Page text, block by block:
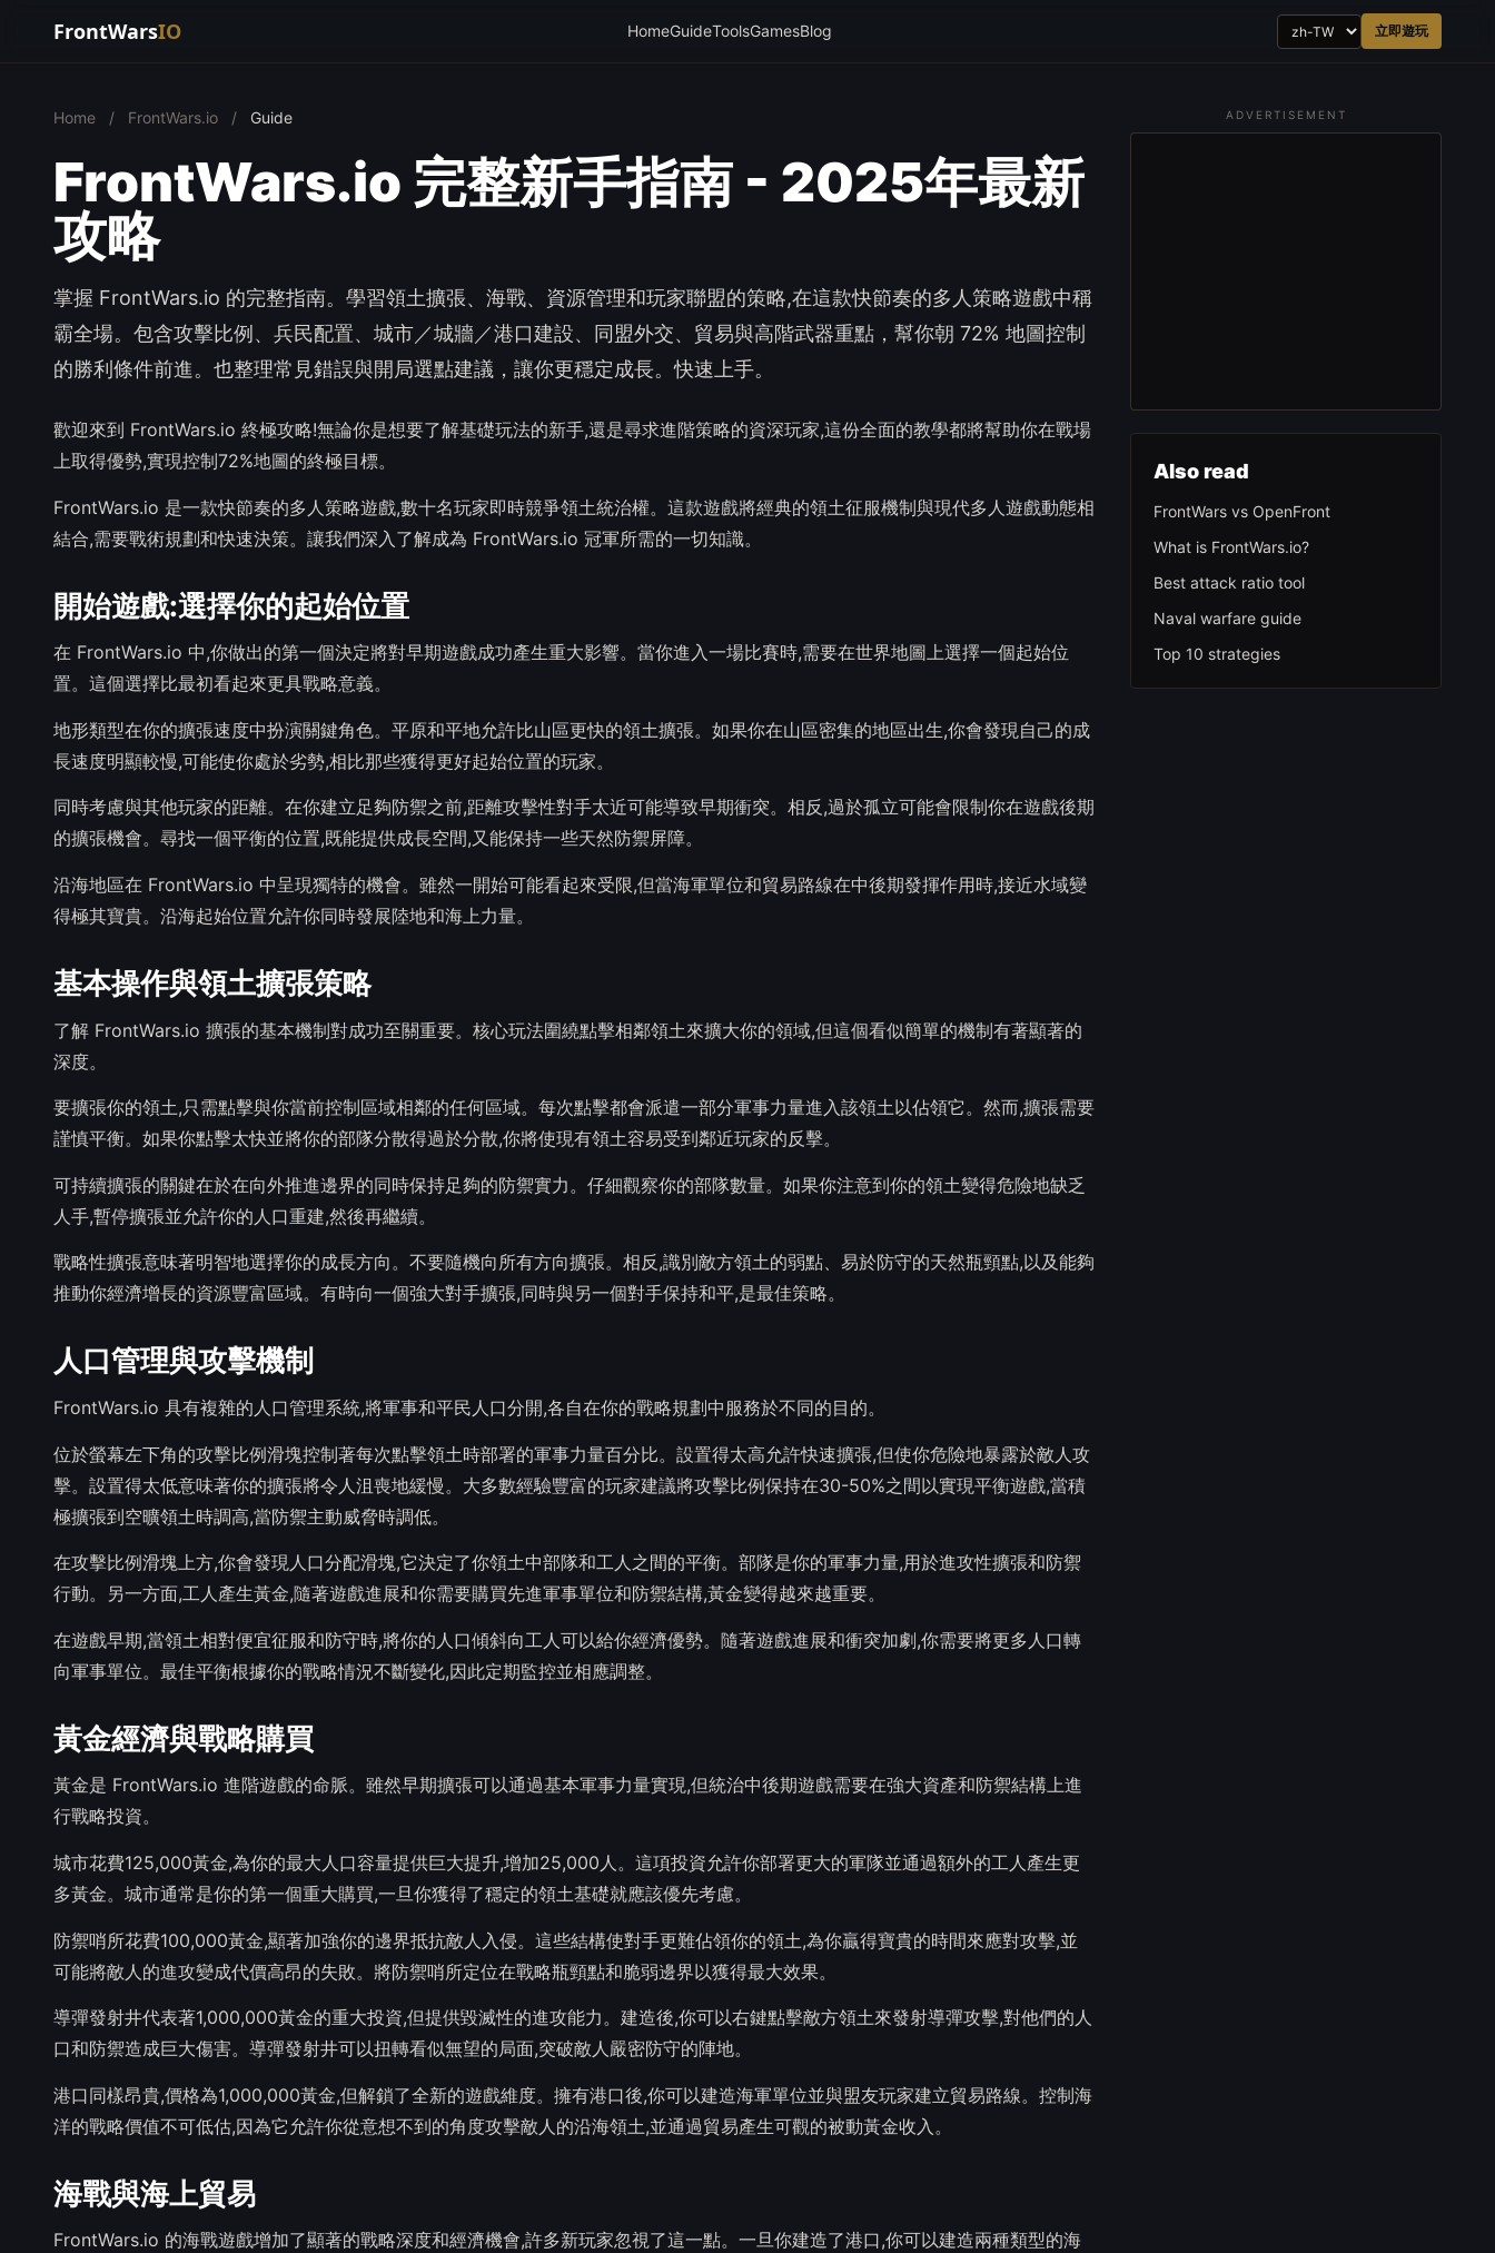
FrontWarsIO HomeGuideToolsGamesBlog 立即遊玩
Home / FrontWars.io / Guide
FrontWars.io 完整新手指南 - 2025年最新
攻略
掌握 FrontWars.io 的完整指南。學習領土擴張、海戰、資源管理和玩家聯盟的策略,在這款快節奏的多人策略遊戲中稱
霸全場。包含攻擊比例、兵民配置、城市／城牆／港口建設、同盟外交、貿易與高階武器重點，幫你朝 72% 地圖控制
的勝利條件前進。也整理常見錯誤與開局選點建議，讓你更穩定成長。快速上手。
歡迎來到 FrontWars.io 終極攻略!無論你是想要了解基礎玩法的新手,還是尋求進階策略的資深玩家,這份全面的教學都將幫助你在戰場
上取得優勢,實現控制72%地圖的終極目標。
FrontWars.io 是一款快節奏的多人策略遊戲,數十名玩家即時競爭領土統治權。這款遊戲將經典的領土征服機制與現代多人遊戲動態相
結合,需要戰術規劃和快速決策。讓我們深入了解成為 FrontWars.io 冠軍所需的一切知識。
開始遊戲:選擇你的起始位置
在 FrontWars.io 中,你做出的第一個決定將對早期遊戲成功產生重大影響。當你進入一場比賽時,需要在世界地圖上選擇一個起始位
置。這個選擇比最初看起來更具戰略意義。
地形類型在你的擴張速度中扮演關鍵角色。平原和平地允許比山區更快的領土擴張。如果你在山區密集的地區出生,你會發現自己的成
長速度明顯較慢,可能使你處於劣勢,相比那些獲得更好起始位置的玩家。
同時考慮與其他玩家的距離。在你建立足夠防禦之前,距離攻擊性對手太近可能導致早期衝突。相反,過於孤立可能會限制你在遊戲後期
的擴張機會。尋找一個平衡的位置,既能提供成長空間,又能保持一些天然防禦屏障。
沿海地區在 FrontWars.io 中呈現獨特的機會。雖然一開始可能看起來受限,但當海軍單位和貿易路線在中後期發揮作用時,接近水域變
得極其寶貴。沿海起始位置允許你同時發展陸地和海上力量。
基本操作與領土擴張策略
了解 FrontWars.io 擴張的基本機制對成功至關重要。核心玩法圍繞點擊相鄰領土來擴大你的領域,但這個看似簡單的機制有著顯著的
深度。
要擴張你的領土,只需點擊與你當前控制區域相鄰的任何區域。每次點擊都會派遣一部分軍事力量進入該領土以佔領它。然而,擴張需要
謹慎平衡。如果你點擊太快並將你的部隊分散得過於分散,你將使現有領土容易受到鄰近玩家的反擊。
可持續擴張的關鍵在於在向外推進邊界的同時保持足夠的防禦實力。仔細觀察你的部隊數量。如果你注意到你的領土變得危險地缺乏
人手,暫停擴張並允許你的人口重建,然後再繼續。
戰略性擴張意味著明智地選擇你的成長方向。不要隨機向所有方向擴張。相反,識別敵方領土的弱點、易於防守的天然瓶頸點,以及能夠
推動你經濟增長的資源豐富區域。有時向一個強大對手擴張,同時與另一個對手保持和平,是最佳策略。
人口管理與攻擊機制
FrontWars.io 具有複雜的人口管理系統,將軍事和平民人口分開,各自在你的戰略規劃中服務於不同的目的。
位於螢幕左下角的攻擊比例滑塊控制著每次點擊領土時部署的軍事力量百分比。設置得太高允許快速擴張,但使你危險地暴露於敵人攻
擊。設置得太低意味著你的擴張將令人沮喪地緩慢。大多數經驗豐富的玩家建議將攻擊比例保持在30-50%之間以實現平衡遊戲,當積
極擴張到空曠領土時調高,當防禦主動威脅時調低。
在攻擊比例滑塊上方,你會發現人口分配滑塊,它決定了你領土中部隊和工人之間的平衡。部隊是你的軍事力量,用於進攻性擴張和防禦
行動。另一方面,工人產生黃金,隨著遊戲進展和你需要購買先進軍事單位和防禦結構,黃金變得越來越重要。
在遊戲早期,當領土相對便宜征服和防守時,將你的人口傾斜向工人可以給你經濟優勢。隨著遊戲進展和衝突加劇,你需要將更多人口轉
向軍事單位。最佳平衡根據你的戰略情況不斷變化,因此定期監控並相應調整。
黃金經濟與戰略購買
黃金是 FrontWars.io 進階遊戲的命脈。雖然早期擴張可以通過基本軍事力量實現,但統治中後期遊戲需要在強大資產和防禦結構上進
行戰略投資。
城市花費125,000黃金,為你的最大人口容量提供巨大提升,增加25,000人。這項投資允許你部署更大的軍隊並通過額外的工人產生更
多黃金。城市通常是你的第一個重大購買,一旦你獲得了穩定的領土基礎就應該優先考慮。
防禦哨所花費100,000黃金,顯著加強你的邊界抵抗敵人入侵。這些結構使對手更難佔領你的領土,為你贏得寶貴的時間來應對攻擊,並
可能將敵人的進攻變成代價高昂的失敗。將防禦哨所定位在戰略瓶頸點和脆弱邊界以獲得最大效果。
導彈發射井代表著1,000,000黃金的重大投資,但提供毀滅性的進攻能力。建造後,你可以右鍵點擊敵方領土來發射導彈攻擊,對他們的人
口和防禦造成巨大傷害。導彈發射井可以扭轉看似無望的局面,突破敵人嚴密防守的陣地。
港口同樣昂貴,價格為1,000,000黃金,但解鎖了全新的遊戲維度。擁有港口後,你可以建造海軍單位並與盟友玩家建立貿易路線。控制海
洋的戰略價值不可低估,因為它允許你從意想不到的角度攻擊敵人的沿海領土,並通過貿易產生可觀的被動黃金收入。
海戰與海上貿易
FrontWars.io 的海戰遊戲增加了顯著的戰略深度和經濟機會,許多新玩家忽視了這一點。一旦你建造了港口,你可以建造兩種類型的海
ADVERTISEMENT
Also read
FrontWars vs OpenFront
What is FrontWars.io?
Best attack ratio tool
Naval warfare guide
Top 10 strategies